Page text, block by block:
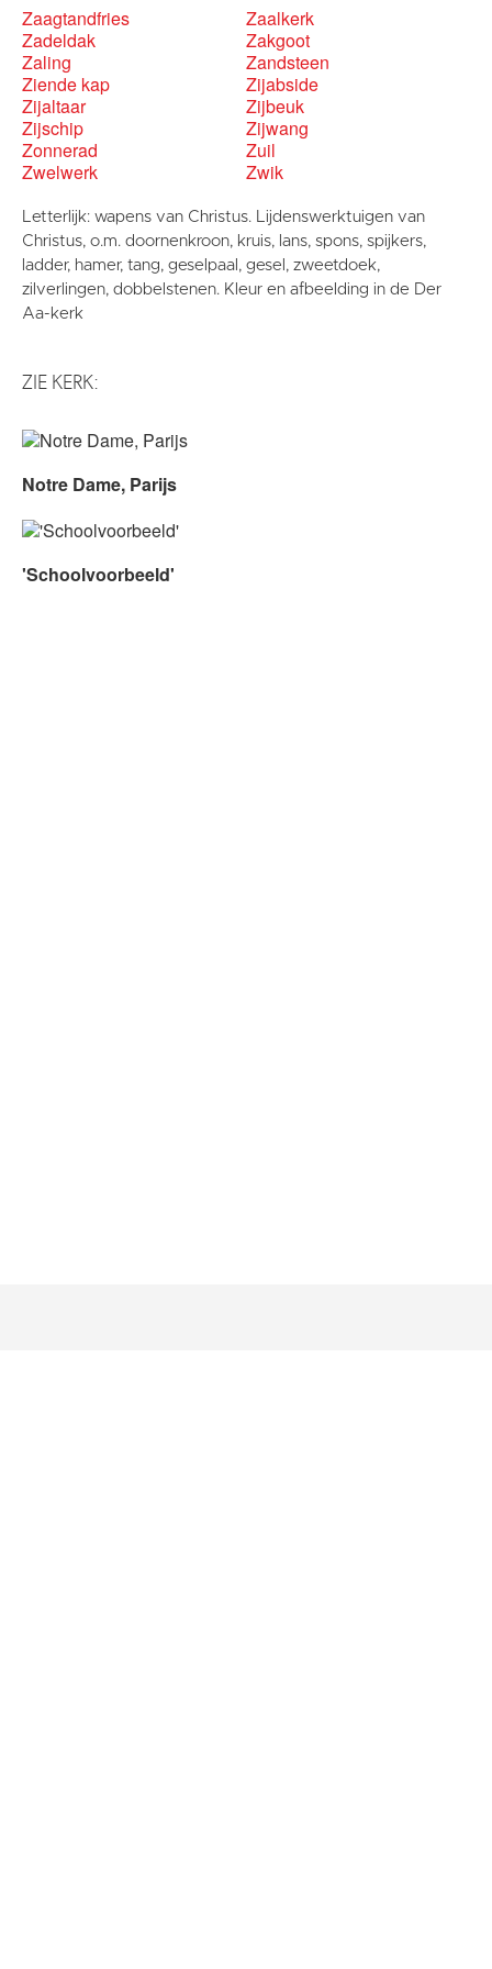
Zaagtandfries
Zaalkerk
Zadeldak
Zakgoot
Zaling
Zandsteen
Ziende kap
Zijabside
Zijaltaar
Zijbeuk
Zijschip
Zijwang
Zonnerad
Zuil
Zwelwerk
Zwik
Letterlijk: wapens van Christus. Lijdenswerktuigen van
Christus, o.m. doornenkroon, kruis, lans, spons, spijkers,
ladder, hamer, tang, geselpaal, gesel, zweetdoek,
zilverlingen, dobbelstenen. Kleur en afbeelding in de Der
Aa-kerk
ZIE KERK:
Notre Dame, Parijs
'Schoolvoorbeeld'